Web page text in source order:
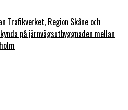
Trafikverket, Region Skåne och
på järnvägsutbyggnaden mellan